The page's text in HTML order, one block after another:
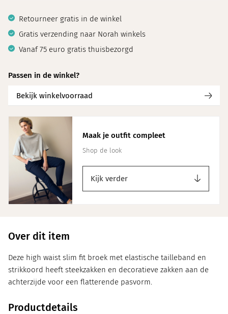
Retourneer gratis in de winkel
Gratis verzending naar Norah winkels
Vanaf 75 euro gratis thuisbezorgd
Passen in de winkel?
Bekijk winkelvoorraad
Maak je outfit compleet
Shop de look
Kijk verder
Over dit item
Deze high waist slim fit broek met elastische tailleband en
strikkoord heeft steekzakken en decoratieve zakken aan de
achterzijde voor een flatterende pasvorm.
Productdetails